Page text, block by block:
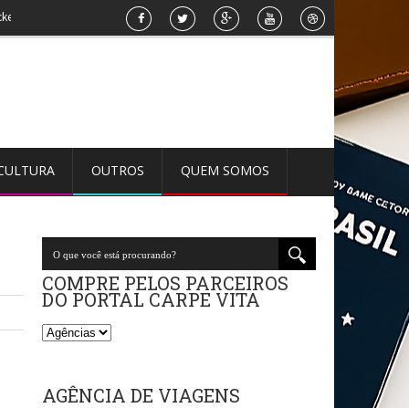
Parceiro Kiwi - Português »Ficha técnica : Tunísia »
OUTROS QUEM SOMOS
COMPRE PELOS PARCEIROS
DO PORTAL CARPE VITA
AGÊNCIA DE VIAGENS